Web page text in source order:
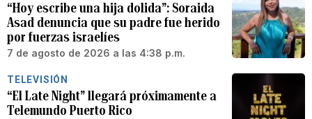
“Hoy escribe una hija dolida”: Soraida
Asad denuncia que su padre fue herido
por fuerzas israelíes
7 de agosto de 2026 a las 4:38 p.m.
TELEVISIÓN
“El Late Night” llegará próximamente a
Telemundo Puerto Rico